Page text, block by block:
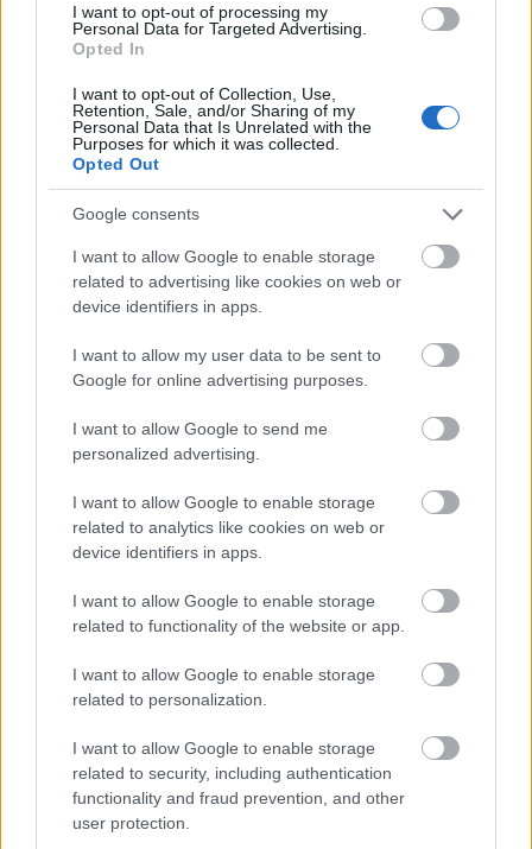
I want to opt-out of processing my
Personal Data for Targeted Advertising.
Opted In
I want to opt-out of Collection, Use,
Retention, Sale, and/or Sharing of my
Personal Data that Is Unrelated with the
Purposes for which it was collected.
Opted Out
Google consents
I want to allow Google to enable storage
related to advertising like cookies on web or
device identifiers in apps.
I want to allow my user data to be sent to
Google for online advertising purposes.
I want to allow Google to send me
personalized advertising.
I want to allow Google to enable storage
related to analytics like cookies on web or
device identifiers in apps.
I want to allow Google to enable storage
related to functionality of the website or app.
I want to allow Google to enable storage
related to personalization.
I want to allow Google to enable storage
related to security, including authentication
functionality and fraud prevention, and other
user protection.
Valójában a mostani Dalmegosztásnak semmi köze
sincs a karácsonyi ünnepkörhöz azon kívül, hogy a
cikk most jelenik meg, hiszen a ma bemutatott ...
Falu szélén - Tanyasi idill és önkéz
általi halál a STU33 új klipjében
Lángoló Premier
Lángoló Gitárok •2018. december 07.